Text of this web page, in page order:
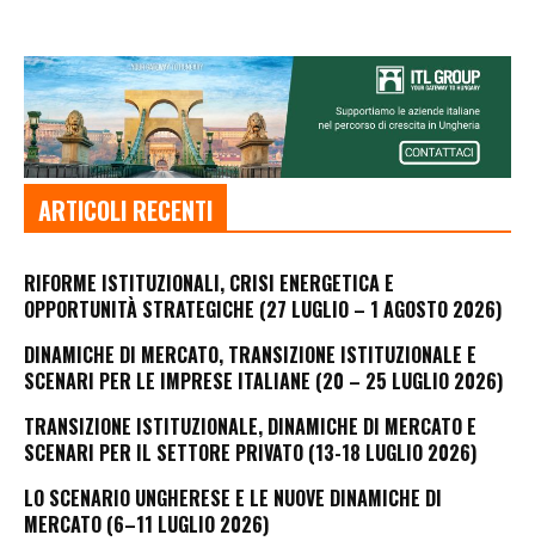
ARTICOLI RECENTI
RIFORME ISTITUZIONALI, CRISI ENERGETICA E
OPPORTUNITÀ STRATEGICHE (27 LUGLIO – 1 AGOSTO 2026)
DINAMICHE DI MERCATO, TRANSIZIONE ISTITUZIONALE E
SCENARI PER LE IMPRESE ITALIANE (20 – 25 LUGLIO 2026)
TRANSIZIONE ISTITUZIONALE, DINAMICHE DI MERCATO E
SCENARI PER IL SETTORE PRIVATO (13-18 LUGLIO 2026)
LO SCENARIO UNGHERESE E LE NUOVE DINAMICHE DI
MERCATO (6–11 LUGLIO 2026)